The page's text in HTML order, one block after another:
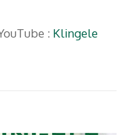
: Klingele